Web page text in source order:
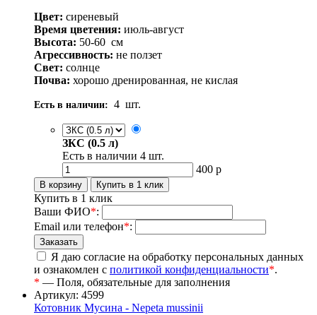
Цвет: сиреневый
Время цветения: июль-август
Высота: 50-60 см
Агрессивность: не ползет
Свет: солнце
Почва: хорошо дренированная, не кислая
Есть в наличии: 4 шт.
ЗКС (0.5 л)
Есть в наличии 4 шт.
400 р
Купить в 1 клик
Ваши ФИО*:
Email или телефон*:
Я даю согласие на обработку персональных данных
и ознакомлен с политикой конфиденциальности*.
* — Поля, обязательные для заполнения
Артикул: 4599
Котовник Мусина - Nepeta mussinii